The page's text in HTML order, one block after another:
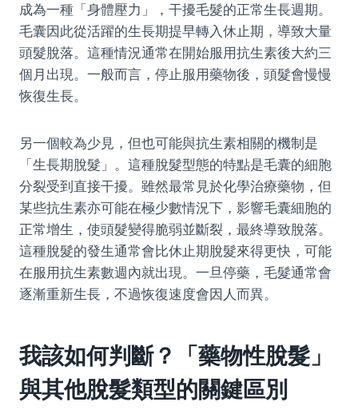
成為一種「身體壓力」，干擾毛髮的正常生長週期。
毛囊因此從活躍的生長期提早轉入休止期，導致大量
頭髮脫落。這種情況通常在開始服用抗生素後大約三
個月出現。一般而言，停止服用藥物後，頭髮會慢慢
恢復生長。
另一個較為少見，但也可能與抗生素相關的機制是
「生長期脫髮」。這種脫髮型態的特點是毛囊的細胞
分裂受到直接干擾。雖然最常見於化學治療藥物，但
某些抗生素亦可能在極少數情況下，影響毛囊細胞的
正常增生，使頭髮變得脆弱並斷裂，最終導致脫落。
這種脫髮的發生通常會比休止期脫髮來得更快，可能
在服用抗生素數週內就出現。一旦停藥，毛髮通常會
逐漸重新生長，不過恢復速度會因人而異。
我該如何判斷？「藥物性脫髮」
與其他脫髮類型的關鍵區別